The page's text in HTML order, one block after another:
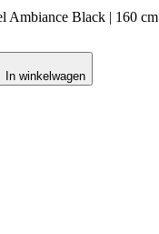
Ambiance Black | 160 cm
In winkelwagen